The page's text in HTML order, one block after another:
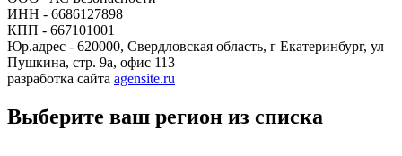
ИНН - 6686127898
КПП - 667101001
Юр.адрес - 620000, Свердловская область, г Екатеринбург, ул
Пушкина, стр. 9а, офис 113
разработка сайта agensite.ru
Выберите ваш регион из списка